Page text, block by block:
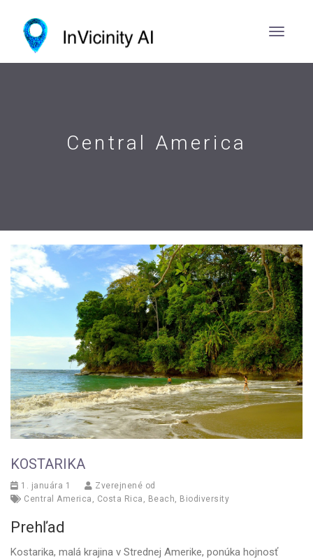
Central America
KOSTARIKA
1. januára 1
Zverejnené od
Central America , Costa Rica , Beach, Biodiversity
Prehľad
Kostarika, malá krajina v Strednej Amerike, ponúka hojnosť